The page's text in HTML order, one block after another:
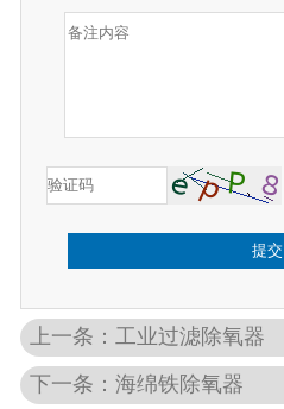
提交
上一条：工业过滤除氧器
下一条：海绵铁除氧器